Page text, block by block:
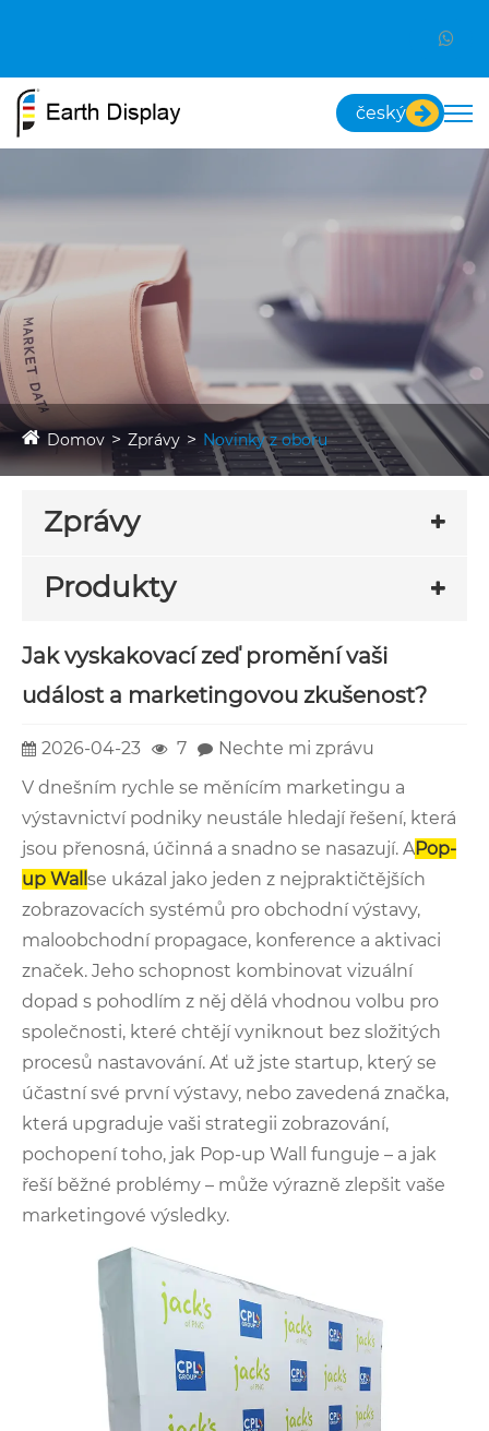
český
Domov Zprávy Novinky z oboru
Zprávy
Produkty
Jak vyskakovací zeď promění vaši
událost a marketingovou zkušenost?
2026-04-23 7
Nechte mi zprávu
V dnešním rychle se měnícím marketingu a
výstavnictví podniky neustále hledají řešení, která
jsou přenosná, účinná a snadno se nasazují. APop-
up Wall se ukázal jako jeden z nejpraktičtějších
zobrazovacích systémů pro obchodní výstavy,
maloobchodní propagace, konference a aktivaci
značek. Jeho schopnost kombinovat vizuální
dopad s pohodlím z něj dělá vhodnou volbu pro
společnosti, které chtějí vyniknout bez složitých
procesů nastavování. Ať už jste startup, který se
účastní své první výstavy, nebo zavedená značka,
která upgraduje vaši strategii zobrazování,
pochopení toho, jak Pop-up Wall funguje – a jak
řeší běžné problémy – může výrazně zlepšit vaše
marketingové výsledky.